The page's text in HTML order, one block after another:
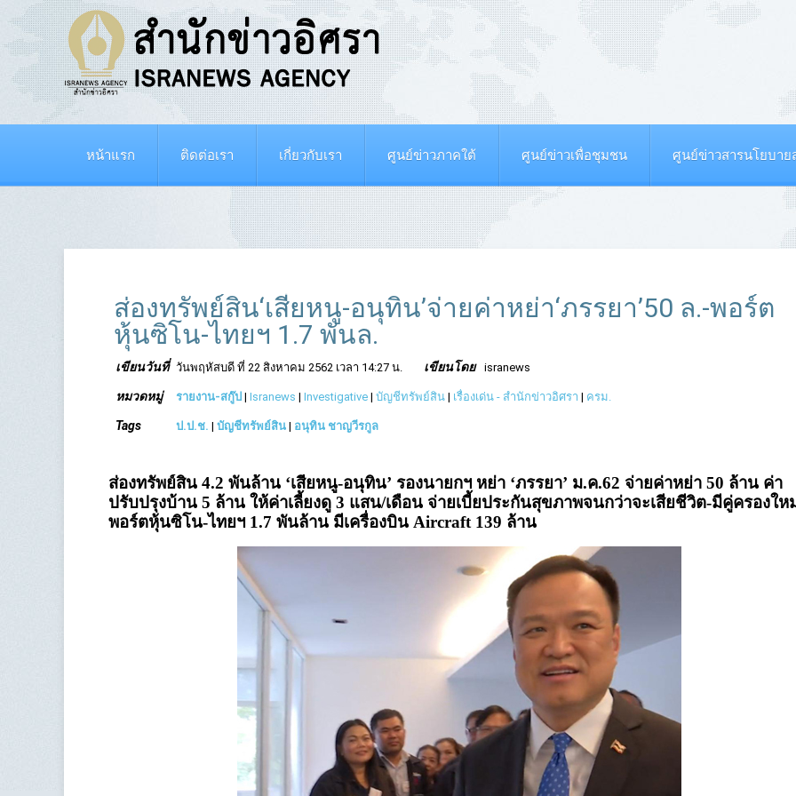
หน้าแรก ติดต่อเรา เกี่ยวกับเรา ศูนย์ข่าวภาคใต้ ศูนย์ข่าวเพื่อชุมชน ศูนย์ข่าวสารนโยบา
ส่องทรัพย์สิน‘เสี่ยหนู-อนุทิน’จ่ายค่าหย่า‘ภรรยา’50 ล.-พอร์ต
หุ้นซิโน-ไทยฯ 1.7 พันล.
เขียนวันที่ วันพฤหัสบดี ที่ 22 สิงหาคม 2562 เวลา 14:27 น. เขียนโดย isranews
หมวดหมู่ รายงาน-สกู๊ป | Isranews | Investigative | บัญชีทรัพย์สิน | เรื่องเด่น - สำนักข่าวอิศรา | ครม.
Tags ป.ป.ช. | บัญชีทรัพย์สิน | อนุทิน ชาญวีรกูล
ส่องทรัพย์สิน 4.2 พันล้าน ‘เสี่ยหนู-อนุทิน’ รองนายกฯ หย่า ‘ภรรยา’ ม.ค.62 จ่ายค่าหย่า 50 ล้าน ค่า
ปรับปรุงบ้าน 5 ล้าน ให้ค่าเลี้ยงดู 3 แสน/เดือน จ่ายเบี้ยประกันสุขภาพจนกว่าจะเสียชีวิต-มีคู่ครองให
พอร์ตหุ้นซิโน-ไทยฯ 1.7 พันล้าน มีเครื่องบิน Aircraft 139 ล้าน